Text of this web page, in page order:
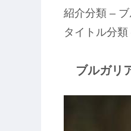
紹介分類 –
タイトル分
ブルガリ